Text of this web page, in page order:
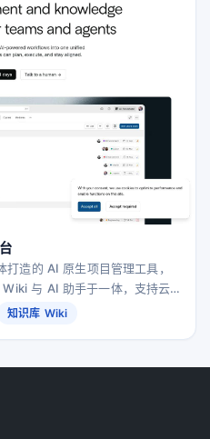
造的 AI 原生项目管理工具，
与 AI 助手于一体，支持云
知识库 Wiki